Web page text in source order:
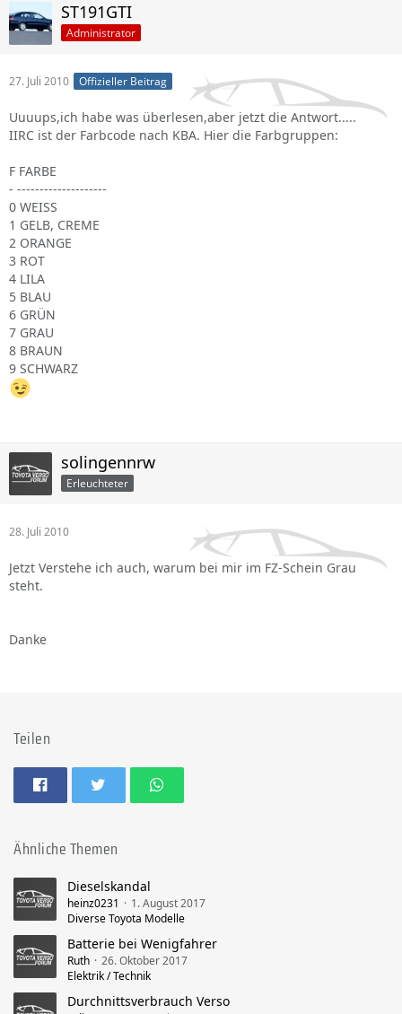
ST191GTI
Administrator
27. Juli 2010 Offizieller Beitrag
Uuuups,ich habe was überlesen,aber jetzt die Antwort.....
IIRC ist der Farbcode nach KBA. Hier die Farbgruppen:
F FARBE
- --------------------
0 WEISS
1 GELB, CREME
2 ORANGE
3 ROT
4 LILA
5 BLAU
6 GRÜN
7 GRAU
8 BRAUN
9 SCHWARZ
solingennrw
Erleuchteter
28. Juli 2010
Jetzt Verstehe ich auch, warum bei mir im FZ-Schein Grau
steht.
Danke
Teilen
Ähnliche Themen
Dieselskandal
heinz0231
1. August 2017
Diverse Toyota Modelle
Batterie bei Wenigfahrer
Ruth
26. Oktober 2017
Elektrik / Technik
Durchnittsverbrauch Verso